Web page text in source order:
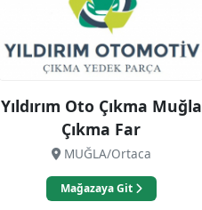
Yıldırım Oto Çıkma Muğla
Çıkma Far
MUĞLA/Ortaca
Mağazaya Git